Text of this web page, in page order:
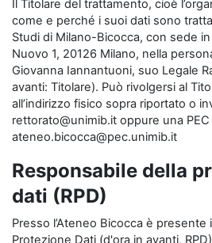
Il Titolare del trattamento, cioè
come e perché i suoi dati sono
Studi di Milano-Bicocca, con sede in
Nuovo 1, 20126 Milano, nella
Giovanna Iannantuoni, suo Legale
avanti: Titolare). Può rivolgersi al
all’indirizzo fisico sopra riportato o
rettorato@unimib.it oppure una PEC
ateneo.bicocca@pec.unimib.it
Responsabile della
dati (RPD)
Presso l’Ateneo Bicocca è presente
Protezione Dati (d'ora in avanti,